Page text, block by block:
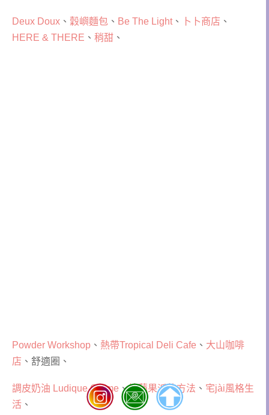
Deux Doux 、 穀嶼麵包 、 Be The Light、 卜卜商店 、
HERE & THERE 、 稍甜 、
Powder Workshop 、 熱帶Tropical Deli Cafe 、 大山咖啡
店 、舒適圈、
調皮奶油 Ludique Crème 、烤蘋果派的方法 、 宅jài風格生
活 、